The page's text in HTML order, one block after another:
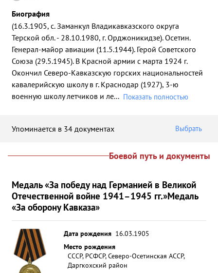
Биография
(16.3.1905, с. Заманкул Владикавказского округа
Терской обл. - 28.10.1980, г. Орджоникидзе). Осетин.
Генерал-майор авиации (11.5.1944). Герой Советского
Союза (29.5.1945). В Красной армии с марта 1924 г.
Окончил Северо-Кавказскую горских национальностей
кавалерийскую школу в г. Краснодар (1927), 3-ю
военную школу летчиков и ле... Показать полностью
Упоминается в 34 документах Выбрать
Боевой путь и документы
Медаль «За победу над Германией в Великой
Отечественной войне 1941–1945 гг.»Медаль
«За оборону Кавказа»
Дата рождения 16.03.1905
Место рождения
СССР, РСФСР, Северо-Осетинская АССР,
Даргкохский район